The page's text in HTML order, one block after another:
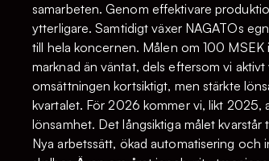
samarbeten. Genom effektivare
ytterligare. Samtidigt växer NAGATOs
till hela koncernen. Målen om 100
marknad än väntat, dels eftersom vi
omsättningen kortsiktigt, men stärkte
kvartalet. För 2026 kommer vi, likt
lönsamhet. Det långsiktiga målet
Nya arbetssätt, ökad automatisering